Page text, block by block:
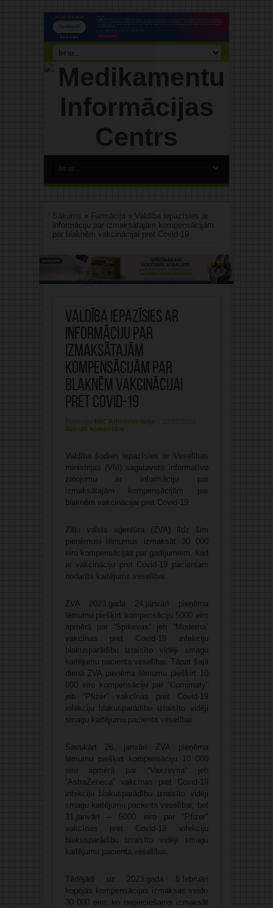
Sākums » Farmācija» Valdība iepazīsies ar
informāciju par izmaksātajām kompensācijām
par blaknēm vakcinācijai pret Covid-19
Valdība iepazīsies ar
informāciju par
izmaksātajām
kompensācijām par
blaknēm vakcinācijai
pret Covid-19
MIC Administrācija
Rakstīt komentāru
Valdība šodien iepazīsies ar Veselības
ministrijas (VM) sagatavoto informatīvo
ziņojumu ar informāciju par
izmaksātajām kompensācijām par
blaknēm vakcinācijai pret Covid-19.
Zāļu valsts aģentūra (ZVA) līdz šim
pieņēmusi lēmumus izmaksāt 30 000
eiro kompensācijas par gadījumiem, kad
ar vakcināciju pret Covid-19 pacientam
nodarīts kaitējums veselībai.
ZVA 2023.gada 24.janvārī pieņēma
lēmumu piešķirt kompensāciju 5000 eiro
apmērā par “Spikevax” jeb “Moderna”
vakcīnas pret Covid-19 infekciju
blakusparādību izraisīto vidēji smagu
kaitējumu pacienta veselībai. Tāpat šajā
dienā ZVA pieņēma lēmumu piešķirt 10
000 eiro kompensāciju par “Comirnaty”
jeb “Pfizer” vakcīnas pret Covid-19
infekciju blakusparādību izraisīto vidēji
smagu kaitējumu pacienta veselībai.
Savukārt 26. janvārī ZVA pieņēma
lēmumu piešķirt kompensāciju 10 000
eiro apmērā par “Vaxzevria” jeb
“AstraZeneca” vakcīnas pret Covid-19
infekciju blakusparādību izraisīto vidēji
smagu kaitējumu pacienta veselībai, bet
31.janvārī – 5000 eiro par “Pfizer”
vakcīnas pret Covid-19 infekciju
blakusparādību izraisīto vidēji smagu
kaitējumu pacienta veselībai.
Tādējādi uz 2023.gada 6.februāri
kopējās kompensācijas izmaksas veido
30 000 eiro, ko nepieciešams izmaksāt